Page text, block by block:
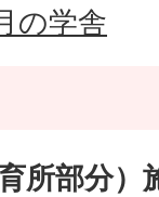
の学舎
所部分）